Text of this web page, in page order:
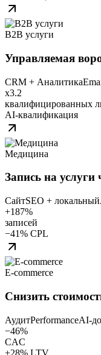
B2B услуги
Управляемая
CRM + Аналитика
x3.2
квалифицированных
AI‑квалификация
Медицина
Запись на услуги
СайтSEO + локальный
+187%
записей
−41% CPL
E‑commerce
Снизить
АудитPerformance
−46%
CAC
+28% LTV